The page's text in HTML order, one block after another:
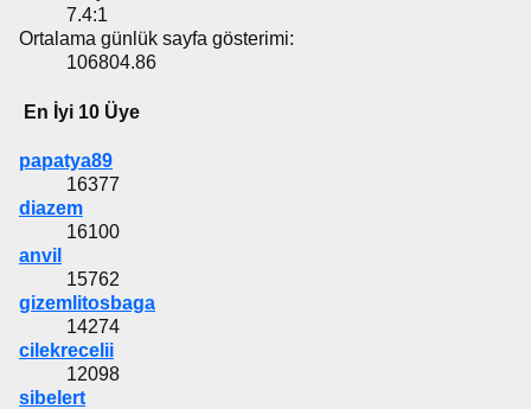
7.4:1
Ortalama günlük sayfa gösterimi:
106804.86
En İyi 10 Üye
papatya89
16377
diazem
16100
anvil
15762
gizemlitosbaga
14274
cilekrecelii
12098
sibelert